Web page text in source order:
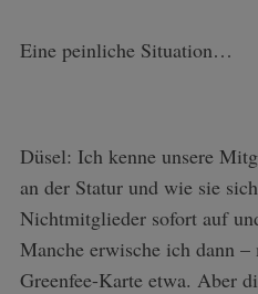
Eine peinliche Situation…
Düsel: Ich kenne unsere
an der Statur und wie sie
Nichtmitglieder sofort auf
Manche erwische ich dann
Greenfee-Karte etwa. Aber